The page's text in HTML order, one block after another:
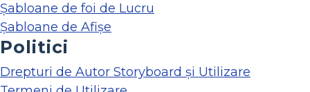
Șabloane de foi de Lucru
Șabloane de Afișe
Politici
Drepturi de Autor Storyboard și Utilizare